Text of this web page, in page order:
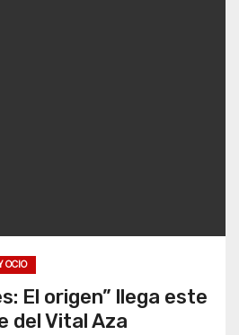
OCIO
El origen” llega este
del Vital Aza